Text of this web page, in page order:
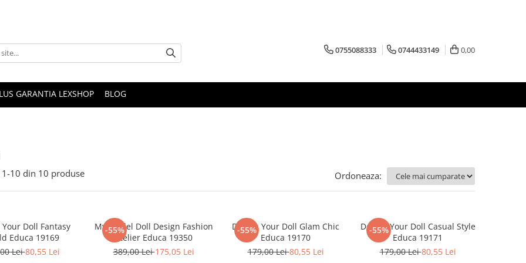
0755088333 0744433149 0,00
GARANTIA LEXSHOP BLOG
1-10 din 10 produse Ordoneaza:
Doll Fantasy
Educa 19169
Lei80,55 Lei
-55%
My Model Doll Design Fashion
Atelier Educa 19350
389,00 Lei175,05 Lei
-55%
Design Your Doll Glam Chic
Educa 19170
179,00 Lei80,55 Lei
-55%
Design Your Doll Casual Style
Educa 19171
179,00 Lei80,55 Lei